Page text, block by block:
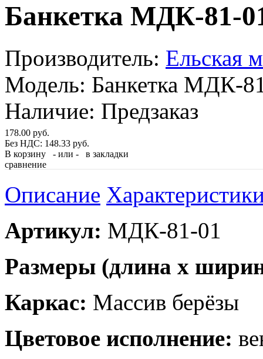
Банкетка МДК-81-
Производитель: Ельская
Модель: Банкетка МДК-
Наличие: Предзаказ
178.00 руб.
Без НДС: 148.33 руб.
В корзину
- или -
в закладки
сравнение
Описание
Артикул: МДК-81-01
Размеры (длина x
Каркас: Массив берёзы
Цветовое исполнение: